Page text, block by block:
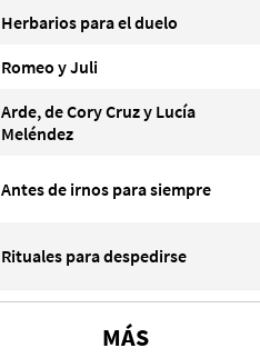
Herbarios para el duelo
Romeo y Juli
Arde, de Cory Cruz y Lucía
Meléndez
Antes de irnos para siempre
Rituales para despedirse
MÁS